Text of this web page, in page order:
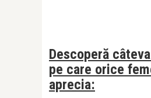
Descoperă
pe care orice
aprecia: